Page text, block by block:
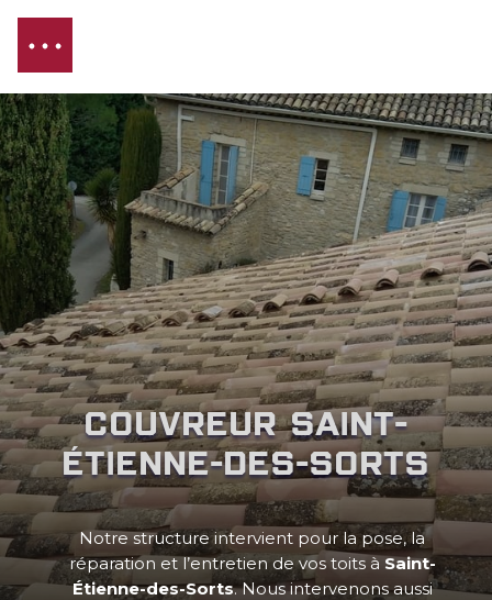
Couvreur Saint-
Étienne-des-Sorts
Notre structure intervient pour la pose, la
réparation et l’entretien de vos toits à Saint-
Étienne-des-Sorts. Nous intervenons aussi